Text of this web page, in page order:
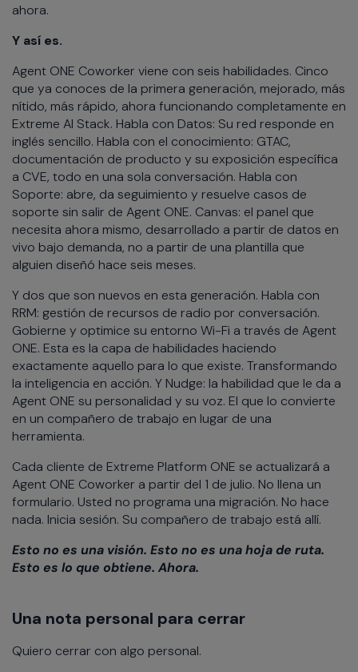
ahora.
Y así es.
Agent ONE Coworker viene con seis habilidades. Cinco
que ya conoces de la primera generación, mejorado, más
nítido, más rápido, ahora funcionando completamente en
Extreme AI Stack. Habla con Datos: Su red responde en
inglés sencillo. Habla con el conocimiento: GTAC,
documentación de producto y su exposición específica
a CVE, todo en una sola conversación. Habla con
Soporte: abre, da seguimiento y resuelve casos de
soporte sin salir de Agent ONE. Canvas: el panel que
necesita ahora mismo, desarrollado a partir de datos en
vivo bajo demanda, no a partir de una plantilla que
alguien diseñó hace seis meses.
Y dos que son nuevos en esta generación. Habla con
RRM: gestión de recursos de radio por conversación.
Gobierne y optimice su entorno Wi-Fi a través de Agent
ONE. Esta es la capa de habilidades haciendo
exactamente aquello para lo que existe. Transformando
la inteligencia en acción. Y Nudge: la habilidad que le da a
Agent ONE su personalidad y su voz. El que lo convierte
en un compañero de trabajo en lugar de una
herramienta.
Cada cliente de Extreme Platform ONE se actualizará a
Agent ONE Coworker a partir del 1 de julio. No llena un
formulario. Usted no programa una migración. No hace
nada. Inicia sesión. Su compañero de trabajo está allí.
Esto no es una visión. Esto no es una hoja de ruta.
Esto es lo que obtiene. Ahora.
Una nota personal para cerrar
Quiero cerrar con algo personal.